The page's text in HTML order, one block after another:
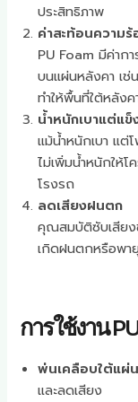
ประสิทธิภาพ
ค่าสะท้อนความ
PU Foam มีค่าก
บนแผ่นหลังคา เช่
ทำให้พื้นที่ใต้หลัง
น้ำหนักเบาแต่แข็
แม้น้ำหนักเบา แต่
ไม่เพิ่มน้ำหนักให้โ
โรงรถ
ลดเสียงฝนตก
คุณสมบัติซับเสียง
เกิดฝนตกหรือพา
การใช้งาน
พ่นเคลือบใต้แผ่
และลดเสียง